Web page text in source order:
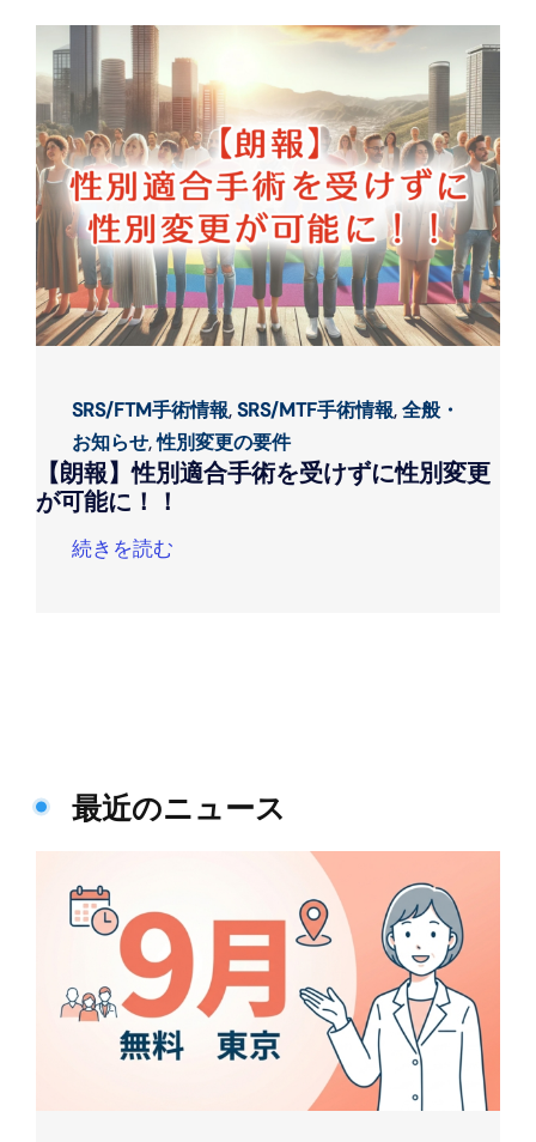
SRS/FTM手術情報,SRS/MTF手術情報,全般・
お知らせ,性別変更の要件
【朗報】性別適合手術を受けずに性別変更
が可能に！！
続きを読む
最近のニュース